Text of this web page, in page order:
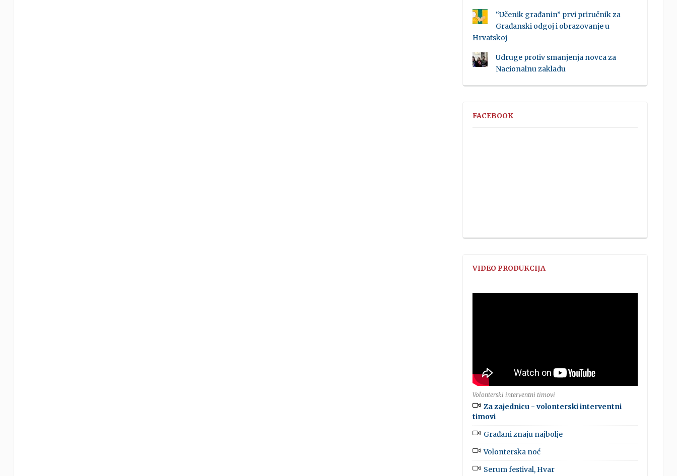
“Učenik građanin” prvi priručnik za
Građanski odgoj i obrazovanje u
Hrvatskoj
Udruge protiv smanjenja novca za
Nacionalnu zakladu
FACEBOOK
VIDEO PRODUKCIJA
Volonterski interventni timovi
Za zajednicu - volonterski interventni
timovi
Građani znaju najbolje
Volonterska noć
Serum festival, Hvar